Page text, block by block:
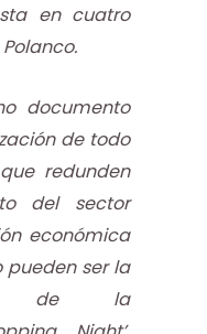
en cuatro
documento
de todo
redunden
del sector
económica
ser la
de la